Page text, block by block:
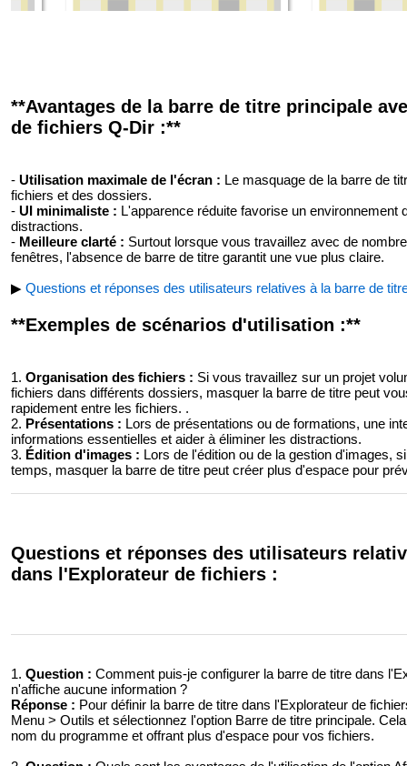
**Avantages de la barre de titre principale
de fichiers Q-Dir :**
- Utilisation maximale de l'écran : Le masquage de la barre de
fichiers et des dossiers.
- UI minimaliste : L'apparence réduite favorise un environnement
distractions.
- Meilleure clarté : Surtout lorsque vous travaillez avec de
fenêtres, l'absence de barre de titre garantit une vue plus claire.
▶ Questions et réponses des utilisateurs relatives à la barre de
**Exemples de scénarios d'utilisation :**
1. Organisation des fichiers : Si vous travaillez sur un projet
fichiers dans différents dossiers, masquer la barre de titre peut
rapidement entre les fichiers. .
2. Présentations : Lors de présentations ou de formations, une
informations essentielles et aider à éliminer les distractions.
3. Édition d'images : Lors de l'édition ou de la gestion d'images,
temps, masquer la barre de titre peut créer plus d'espace pour
Questions et réponses des utilisateurs
dans l'Explorateur de fichiers :
1. Question : Comment puis-je configurer la barre de titre dans
n'affiche aucune information ?
Réponse : Pour définir la barre de titre dans l'Explorateur de
Menu > Outils et sélectionnez l'option Barre de titre principale.
nom du programme et offrant plus d'espace pour vos fichiers.